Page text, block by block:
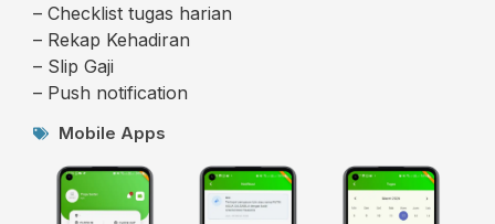
– Checklist tugas harian
– Rekap Kehadiran
– Slip Gaji
– Push notification
Mobile Apps